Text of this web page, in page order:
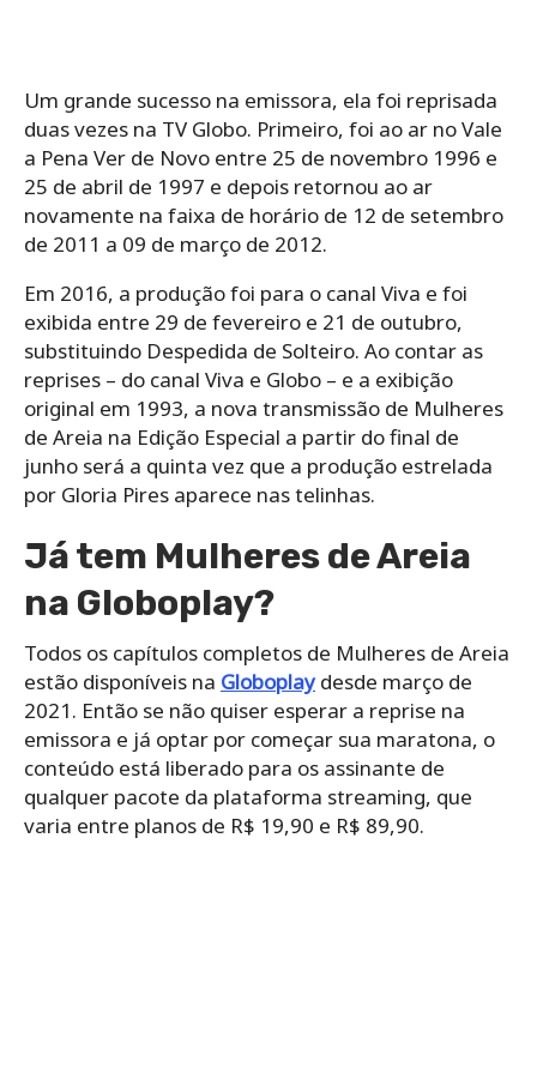
Um grande sucesso na emissora, ela foi reprisada
duas vezes na TV Globo. Primeiro, foi ao ar no Vale
a Pena Ver de Novo entre 25 de novembro 1996 e
25 de abril de 1997 e depois retornou ao ar
novamente na faixa de horário de 12 de setembro
de 2011 a 09 de março de 2012.
Em 2016, a produção foi para o canal Viva e foi
exibida entre 29 de fevereiro e 21 de outubro,
substituindo Despedida de Solteiro. Ao contar as
reprises – do canal Viva e Globo – e a exibição
original em 1993, a nova transmissão de Mulheres
de Areia na Edição Especial a partir do final de
junho será a quinta vez que a produção estrelada
por Gloria Pires aparece nas telinhas.
Já tem Mulheres de Areia
na Globoplay?
Todos os capítulos completos de Mulheres de Areia
estão disponíveis na Globoplay desde março de
2021. Então se não quiser esperar a reprise na
emissora e já optar por começar sua maratona, o
conteúdo está liberado para os assinante de
qualquer pacote da plataforma streaming, que
varia entre planos de R$ 19,90 e R$ 89,90.